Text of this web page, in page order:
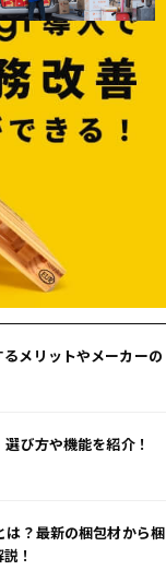
メリットやメーカーの
び方や機能を紹介！
は？最新の梱包材から梱
！